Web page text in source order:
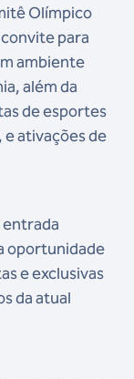
Olímpico
para
ambiente
além da
de esportes
ativações de
entrada
oportunidade
e exclusivas
da atual